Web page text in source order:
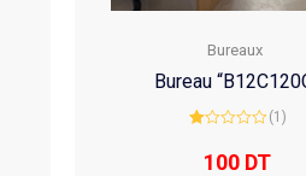
Bureaux
Bureau
1.00
(1)
100 DT